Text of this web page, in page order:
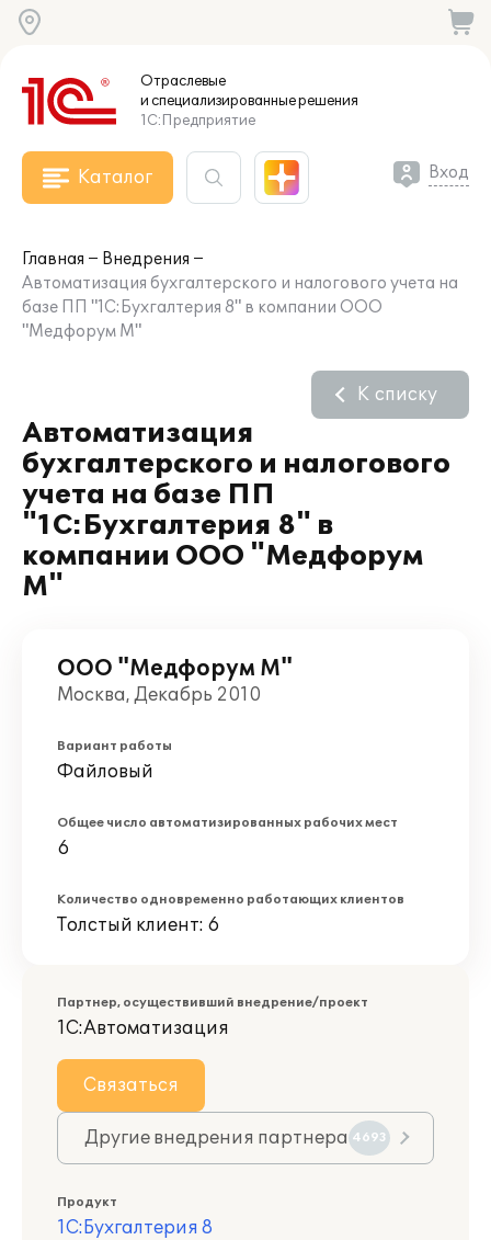
Отраслевые
и специализированныерешения
1С:Предприятие
Каталог Вход
Главная
Внедрения
Автоматизация бухгалтерского и налогового учета на
базе ПП "1С:Бухгалтерия 8" в компании ООО
"Медфорум М"
Автоматизация
бухгалтерского и налогового
учета на базе ПП
"1С:Бухгалтерия 8" в
компании ООО "Медфорум
М"
К списку
ООО "Медфорум М"
Москва, Декабрь 2010
Вариант работы
Файловый
Общее число автоматизированных рабочих мест
6
Количество одновременно работающих клиентов
Толстый клиент: 6
Партнер, осуществивший внедрение/проект
1С:Автоматизация
Связаться
Другие внедрения партнера 4693
Продукт
1С:Бухгалтерия 8